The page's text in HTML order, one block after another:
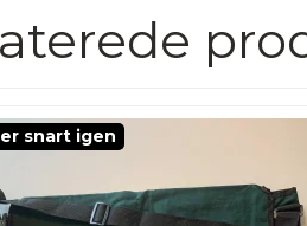
snart igen